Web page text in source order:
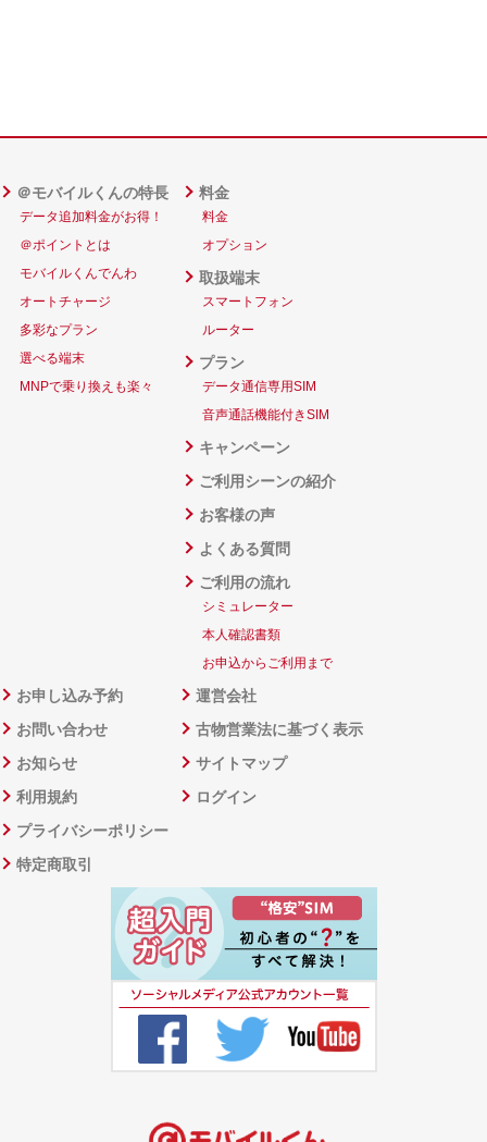
＠モバイルくんの特長
データ追加料金がお得！
＠ポイントとは
モバイルくんでんわ
オートチャージ
多彩なプラン
選べる端末
MNPで乗り換えも楽々
料金
料金
オプション
取扱端末
スマートフォン
ルーター
プラン
データ通信専用SIM
音声通話機能付きSIM
キャンペーン
ご利用シーンの紹介
お客様の声
よくある質問
ご利用の流れ
シミュレーター
本人確認書類
お申込からご利用まで
お申し込み予約
お問い合わせ
お知らせ
利用規約
プライバシーポリシー
特定商取引
運営会社
古物営業法に基づく表示
サイトマップ
ログイン